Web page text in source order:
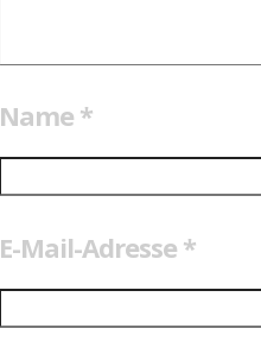
Name *
E-Mail-Adresse *